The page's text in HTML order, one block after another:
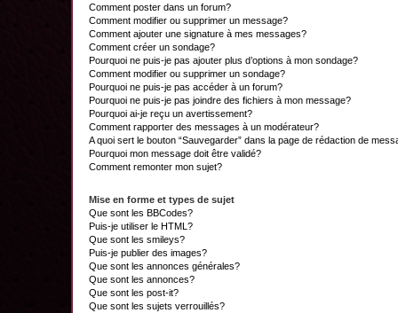
Comment poster dans un forum?
Comment modifier ou supprimer un message?
Comment ajouter une signature à mes messages?
Comment créer un sondage?
Pourquoi ne puis-je pas ajouter plus d’options à mon sondage?
Comment modifier ou supprimer un sondage?
Pourquoi ne puis-je pas accéder à un forum?
Pourquoi ne puis-je pas joindre des fichiers à mon message?
Pourquoi ai-je reçu un avertissement?
Comment rapporter des messages à un modérateur?
A quoi sert le bouton “Sauvegarder” dans la page de rédaction de
Pourquoi mon message doit être validé?
Comment remonter mon sujet?
Mise en forme et types de sujet
Que sont les BBCodes?
Puis-je utiliser le HTML?
Que sont les smileys?
Puis-je publier des images?
Que sont les annonces générales?
Que sont les annonces?
Que sont les post-it?
Que sont les sujets verrouillés?